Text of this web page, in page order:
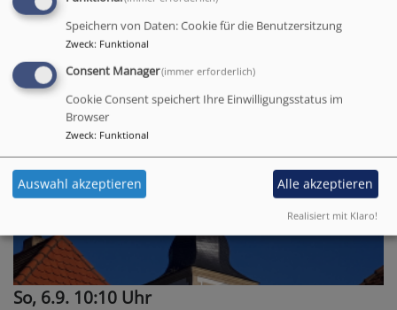
mit Diakon Holger Dubowy
Gerlachshausen St. Ägidius
So, 6.9. 10:10 Uhr
Speichern von Daten: Cookie für die Benutzersitzung
Zweck: Funktional
Consent Manager(immer erforderlich)
Cookie Consent speichert Ihre Einwilligungsstatus im
Browser
Zweck: Funktional
Auswahl akzeptieren Alle akzeptieren
Realisiert mit Klaro!